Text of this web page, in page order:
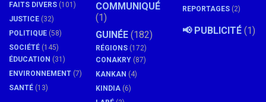
FAITS DIVERS (101)
JUSTICE (32)
POLITIQUE (58)
SOCIÉTÉ (145)
ÉDUCATION (31)
ENVIRONNEMENT (7)
SANTÉ (13)
COMMUNIQUÉ
(1)
GUINÉE (182)
RÉGIONS (172)
CONAKRY (87)
KANKAN (4)
KINDIA (6)
REPORTAGES (2)
📢 PUBLICITÉ (1)